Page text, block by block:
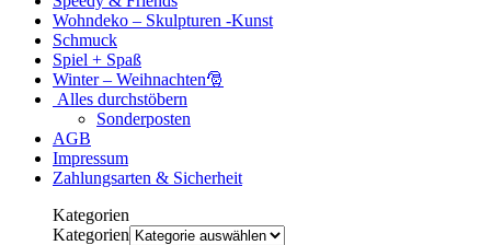
Wohndeko – Skulpturen -Kunst
Schmuck
Spiel + Spaß
Winter – Weihnachten🎅
Alles durchstöbern
Sonderposten
AGB
Impressum
Zahlungsarten & Sicherheit
Kategorien
Kategorien